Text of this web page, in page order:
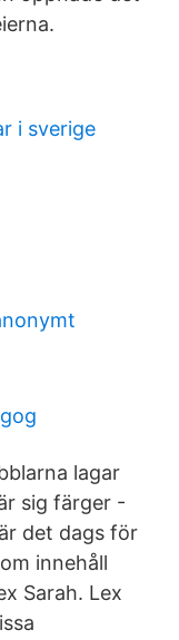
i sverige
lagar
sig färger -
det dags för
innehåll
Sarah. Lex